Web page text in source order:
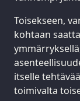
Toisekseen,
kohtaan
itselle
toimivalta